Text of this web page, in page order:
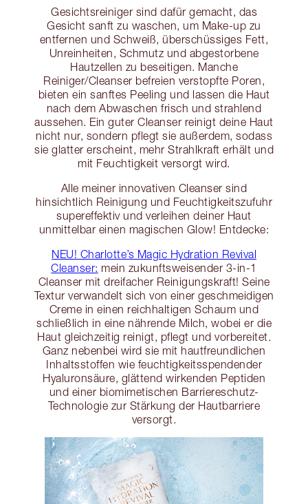
Gesichtsreiniger sind dafür gemacht, das
Gesicht sanft zu waschen, um Make-up zu
entfernen und Schweiß, überschüssiges Fett,
Unreinheiten, Schmutz und abgestorbene
Hautzellen zu beseitigen. Manche
Reiniger/Cleanser befreien verstopfte Poren,
bieten ein sanftes Peeling und lassen die Haut
nach dem Abwaschen frisch und strahlend
aussehen. Ein guter Cleanser reinigt deine Haut
nicht nur, sondern pflegt sie außerdem, sodass
sie glatter erscheint, mehr Strahlkraft erhält und
mit Feuchtigkeit versorgt wird.
Alle meiner innovativen Cleanser sind
hinsichtlich Reinigung und Feuchtigkeitszufuhr
supereffektiv und verleihen deiner Haut
unmittelbar einen magischen Glow! Entdecke:
NEU! Charlotte’s Magic Hydration Revival
Cleanser: mein zukunftsweisender 3-in-1
Cleanser mit dreifacher Reinigungskraft! Seine
Textur verwandelt sich von einer geschmeidigen
Creme in einen reichhaltigen Schaum und
schließlich in eine nährende Milch, wobei er die
Haut gleichzeitig reinigt, pflegt und vorbereitet.
Ganz nebenbei wird sie mit hautfreundlichen
Inhaltsstoffen wie feuchtigkeitsspendender
Hyaluronsäure, glättend wirkenden Peptiden
und einer biomimetischen Barriereschutz-
Technologie zur Stärkung der Hautbarriere
versorgt.